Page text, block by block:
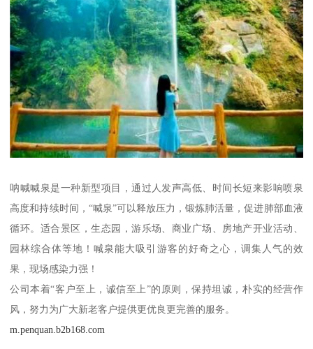
呐喊喊泉是一种新型项目，通过人发声高低、时间长短来影响喷泉
高度和持续时间，“喊泉”可以释放压力，锻炼肺活量，促进肺部血液
循环。适合景区，生态园，游乐场、商业广场、房地产开业活动、
园林综合体等地！喊泉能大吸引游客的好奇之心，调集人气的效
果，现场感染力强！
公司本着“客户至上，诚信至上”的原则，保持坦诚，朴实的经营作
风，努力为广大新老客户提供更优良更完善的服务。
m.penquan.b2b168.com